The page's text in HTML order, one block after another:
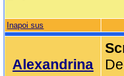
Inapoi sus
Alexandrina